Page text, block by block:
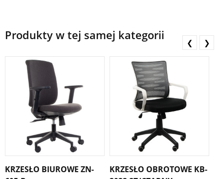
Produkty w tej samej kategorii
KRZESŁO BIUROWE ZN-
KRZESŁO OBROTOWE KB-
❮ ❯